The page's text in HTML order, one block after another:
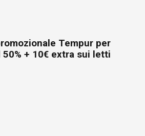
Tempur per
+ 10€ extra sui letti